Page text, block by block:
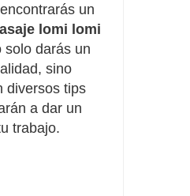
un
lomi lomi
solo darás un
sino
diversos tips
a dar un
trabajo.